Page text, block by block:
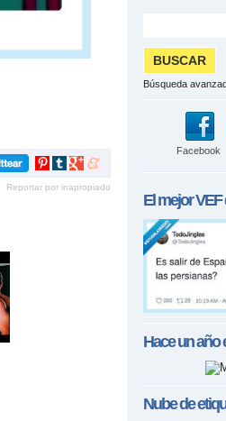
Compartir
Pinterest
Compartir
tumblr
Compartir
Google+
Compartir
meneame
Reportar por inapropiado
Búsqueda
Facebook
El mejorVEF
Hace un año
Nube de